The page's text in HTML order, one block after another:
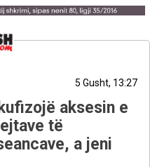
5 Gusht, 13:27
aksesin e
të
a jeni